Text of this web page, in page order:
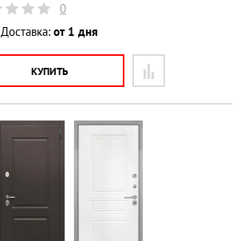
0
Доставка: от 1 дня
КУПИТЬ